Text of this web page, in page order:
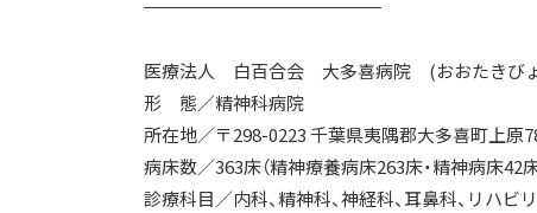
医療法人 白百合会 大多喜病院 (おおたきび
形 態／精神科病院
所在地／〒298-0223 千葉県夷隅郡大多喜町上原
病床数／363床（精神療養病床263床・精神病床42
診療科目／内科、精神科、神経科、耳鼻科、リハビ